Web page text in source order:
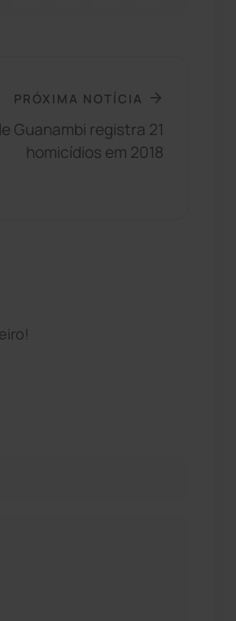
PRÓXIMA NOTÍCIA
Guanambi registra 21
homicídios em 2018